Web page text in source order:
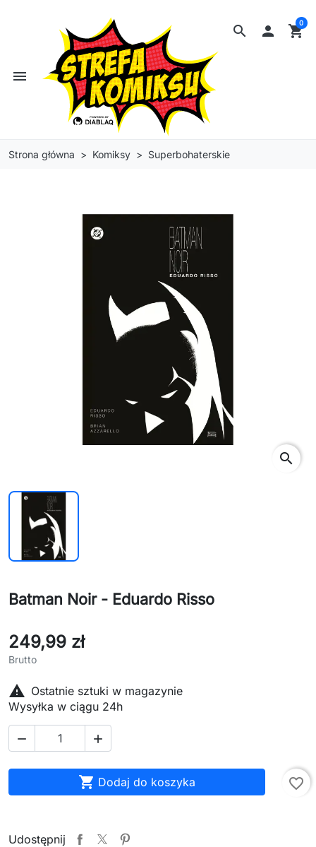
search
menu
 shopping_cart
0
Strona główna Komiksy Superbohaterskie
search
Batman Noir - Eduardo Risso
249,99 zł
Brutto
 Ostatnie sztuki w magazynie
Wysyłka w ciągu 24h
 
 Dodaj do koszyka favorite_border
Udostępnij